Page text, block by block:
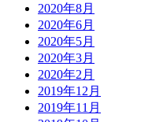
2020年8月
2020年6月
2020年5月
2020年3月
2020年2月
2019年12月
2019年11月